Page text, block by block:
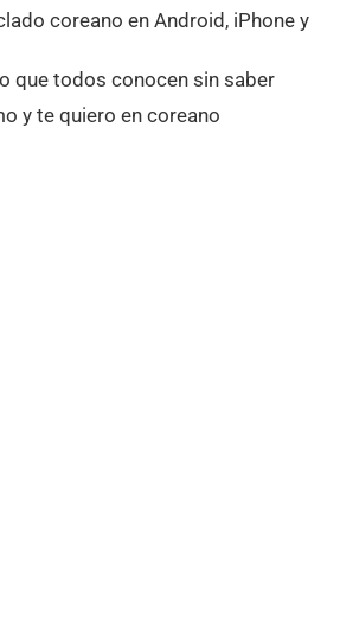
coreano en Android, iPhone y
que todos conocen sin saber
y te quiero en coreano